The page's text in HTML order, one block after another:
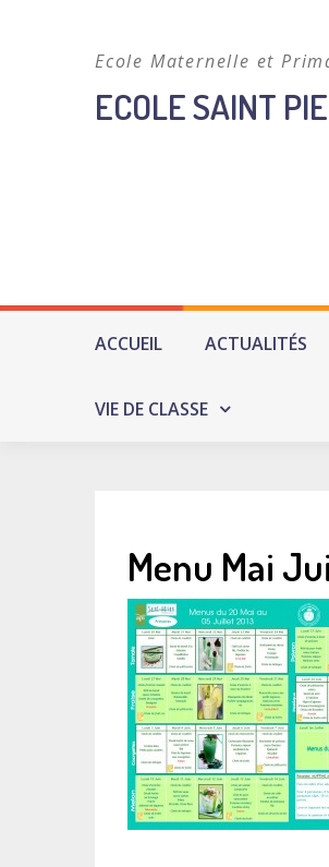
Ecole Maternelle et
ECOLE SAINT
ACCUEIL ACTUALITÉS
VIE DE CLASSE
Menu Mai